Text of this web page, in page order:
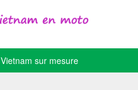
Vietnam sur mesure